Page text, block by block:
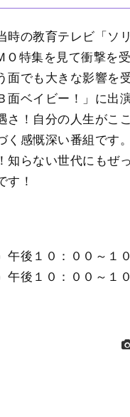
時の教育テレビ「ソ
Ｏ特集を見て衝撃を
面でも大きな影響を
面ベイビー！」に出
さ！自分の人生がこ
く感慨深い番組です
知らない世代にもぜ
す！
午後１０：００～１
午後１０：００～１